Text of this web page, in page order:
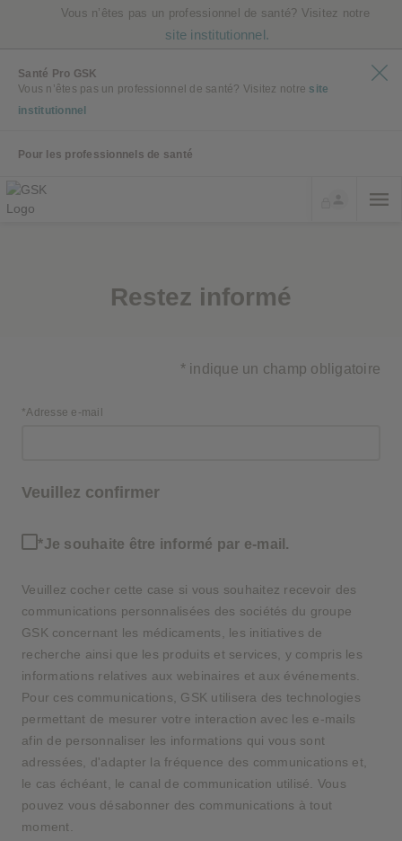
Vous n’êtes pas un professionnel de santé? Visitez notre
site institutionnel.
Santé Pro GSK
Vous n’êtes pas un professionnel de santé? Visitez notre site
institutionnel
Pour les professionnels de santé
Restez informé
* indique un champ obligatoire
*Adresse e-mail
Veuillez confirmer
*Je souhaite être informé par e-mail.
Veuillez cocher cette case si vous souhaitez recevoir des
communications personnalisées des sociétés du groupe
GSK concernant les médicaments, les initiatives de
recherche ainsi que les produits et services, y compris les
informations relatives aux webinaires et aux événements.
Pour ces communications, GSK utilisera des technologies
permettant de mesurer votre interaction avec les e-mails
afin de personnaliser les informations qui vous sont
adressées, d'adapter la fréquence des communications et,
le cas échéant, le canal de communication utilisé. Vous
pouvez vous désabonner des communications à tout
moment.